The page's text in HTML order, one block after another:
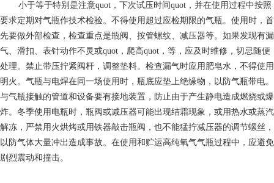
小于等于特别是注意quot，下次试压时间quot，并在使用过程中按照
要求定期对气瓶作技术检验。不得使用超过应检期限的气瓶。使用时，首
先要做外部检查，检查重点是瓶阀、按管螺纹、减压器等。如果发现有漏
气、滑扣、表针动作不灵或quot，爬高quot，等，应及时维修，切忌随便
处理。禁止带压拧紧阀杆，调整垫料。检查漏气时应用肥皂水，不得使用
明火。气瓶与电焊在同一场使用时，瓶底应垫上绝缘物，以防气瓶带电。
与气瓶接触的管道和设备要有接地装置，防止由于产生静电造成燃烧或爆
炸。冬季使用电瓶时，瓶阀或减压器可能出现结霜现象，或用热水或蒸汽
解冻，严禁用火烘烤或用铁器敲击瓶阀，也不能猛拧减压器的调节螺丝，
以防气体大量冲出造成事故。在使用和贮运高纯氧气气瓶过程中，应避免
剧烈震动和撞击。